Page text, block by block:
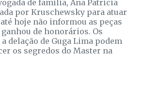
de família, Ana Patrícia
por Kruschewsky para atuar
hoje não informou as peças
ganhou de honorários. Os
delação de Guga Lima podem
os segredos do Master na